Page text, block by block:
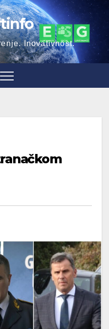
Inovativnost.